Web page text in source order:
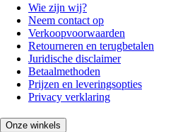
Wie zijn wij?
Neem contact op
Verkoopvoorwaarden
Retourneren en terugbetalen
Juridische disclaimer
Betaalmethoden
Prijzen en leveringsopties
Privacy verklaring
Onze winkels